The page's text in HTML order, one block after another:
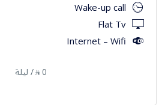
Wake-up call
Flat Tv
Internet – Wifi
0
⃁/ ليلة